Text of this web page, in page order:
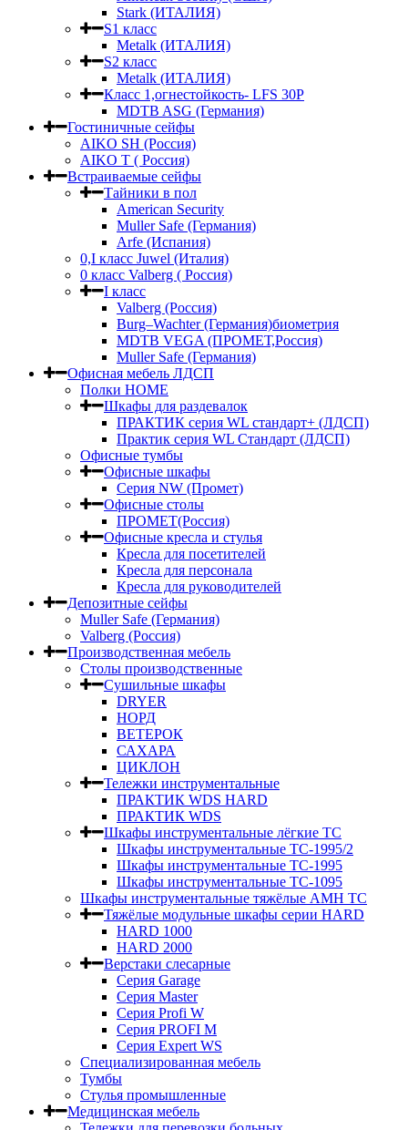
Stark (ИТАЛИЯ)
S1 класс
Metalk (ИТАЛИЯ)
S2 класс
Metalk (ИТАЛИЯ)
Класс 1,огнестойкость- LFS 30P
MDTB ASG (Германия)
Гостиничные сейфы
AIKO SH (Россия)
AIKO Т ( Россия)
Встраиваемые сейфы
Тайники в пол
American Security
Muller Safe (Германия)
Arfe (Испания)
0,I класс Juwel (Италия)
0 класс Valberg ( Россия)
I класс
Valberg (Россия)
Burg–Wachter (Германия)биометрия
MDTB VEGA (ПРОМЕТ,Россия)
Muller Safe (Германия)
Офисная мебель ЛДСП
Полки HOME
Шкафы для раздевалок
ПРАКТИК серия WL стандарт+ (ЛДСП)
Практик серия WL Стандарт (ЛДСП)
Офисные тумбы
Офисные шкафы
Серия NW (Промет)
Офисные столы
ПРОМЕТ(Россия)
Офисные кресла и стулья
Кресла для посетителей
Кресла для персонала
Кресла для руководителей
Депозитные сейфы
Muller Safe (Германия)
Valberg (Россия)
Производственная мебель
Столы производственные
Сушильные шкафы
DRYER
НОРД
ВЕТЕРОК
САХАРА
ЦИКЛОН
Тележки инструментальные
ПРАКТИК WDS HARD
ПРАКТИК WDS
Шкафы инструментальные лёгкие ТС
Шкафы инструментальные ТС-1995/2
Шкафы инструментальные TC-1995
Шкафы инструментальные TC-1095
Шкафы инструментальные тяжёлые AMH TC
Тяжёлые модульные шкафы серии HARD
HARD 1000
HARD 2000
Верстаки слесарные
Серия Garage
Серия Master
Серия Profi W
Серия PROFI M
Серия Expert WS
Специализированная мебель
Тумбы
Стулья промышленные
Медицинская мебель